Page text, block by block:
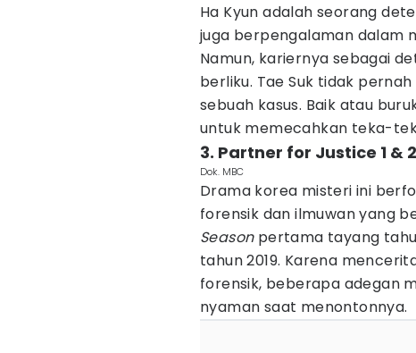
Ha Kyun adalah seorang
juga berpengalaman dalam
Namun, kariernya sebagai
berliku. Tae Suk tidak
sebuah kasus. Baik atau
untuk memecahkan teka-
3. Partner for Justice 1 & 2
Dok. MBC
Drama korea misteri ini
forensik dan ilmuwan yang
Seasonpertama tayang
tahun 2019. Karena
forensik, beberapa adegan
nyaman saat menontonnya.